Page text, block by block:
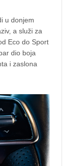
u donjem
a služi za
Eco do Sport
dio boja
i zaslona